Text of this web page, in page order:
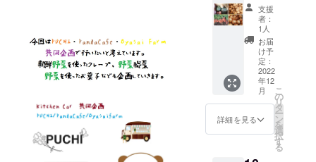
したら
冷凍保
存して
くださ
い。 送
料込み
の価格
になり
ます。
料及び
添加物
料及び
添加物
等の食
品表示
はお届
け商品
のラベ
ルに表
記され
ます」
庫に入
れるよ
りも、
風通し
が良
く、日
の当た
らない
常温の
場所で
保管す
10キロ
ジャガ
イモ、
玉ね
ぎ、ニ
ンジ
ン、か
ぼちゃ
など詰
め合わ
せ １０
０セン
支援
者：
1人
お届
け予
定：
2022
年12
月
詳細を見る
こ
の
リ
タ
ー
ン
を
選
択
す
る